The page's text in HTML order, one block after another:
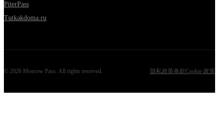
PiterPass
Tutkakdoma.ru
© 2026 Moscow Pass. All rights reserved. 隐私政策条款Cookie 政策